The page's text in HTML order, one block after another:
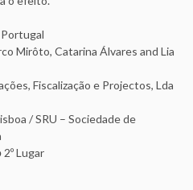
Mirôto, Catarina Álvares and Lia
Fiscalização e Projectos, Lda
/ SRU – Sociedade de
2º Lugar